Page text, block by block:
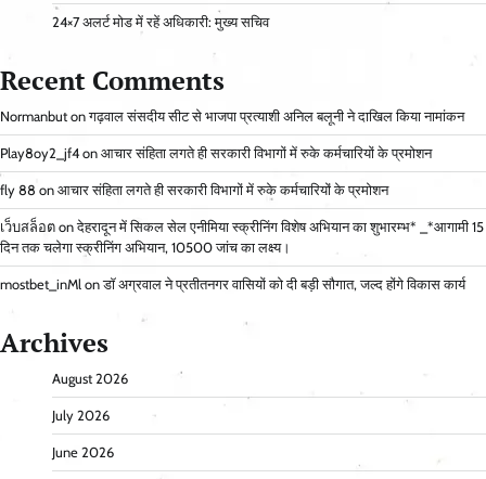
24×7 अलर्ट मोड में रहें अधिकारी: मुख्य सचिव
Recent Comments
Normanbut onगढ़वाल संसदीय सीट से भाजपा प्रत्याशी अनिल बलूनी ने दाखिल किया नामांकन
Play8oy2_jf4 on आचार संहिता लगते ही सरकारी विभागों में रुके कर्मचारियों के प्रमोशन
fly 88 on आचार संहिता लगते ही सरकारी विभागों में रुके कर्मचारियों के प्रमोशन
เว็บสล็อต onदेहरादून में सिकल सेल एनीमिया स्क्रीनिंग विशेष अभियान का शुभारम्भ* _*आगामी 15
दिन तक चलेगा स्क्रीनिंग अभियान, 10500 जांच का लक्ष्य।
mostbet_inMl onडॉ अग्रवाल ने प्रतीतनगर वासियों को दी बड़ी सौगात, जल्द होंगे विकास कार्य
Archives
August 2026
July 2026
June 2026